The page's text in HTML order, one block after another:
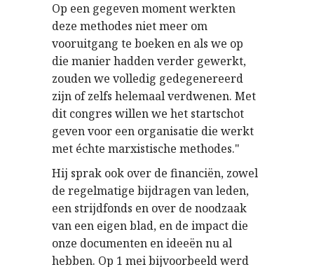
Op een gegeven moment werkten
deze methodes niet meer om
vooruitgang te boeken en als we op
die manier hadden verder gewerkt,
zouden we volledig gedegenereerd
zijn of zelfs helemaal verdwenen. Met
dit congres willen we het startschot
geven voor een organisatie die werkt
met échte marxistische methodes."
Hij sprak ook over de financiën, zowel
de regelmatige bijdragen van leden,
een strijdfonds en over de noodzaak
van een eigen blad, en de impact die
onze documenten en ideeën nu al
hebben. Op 1 mei bijvoorbeeld werd